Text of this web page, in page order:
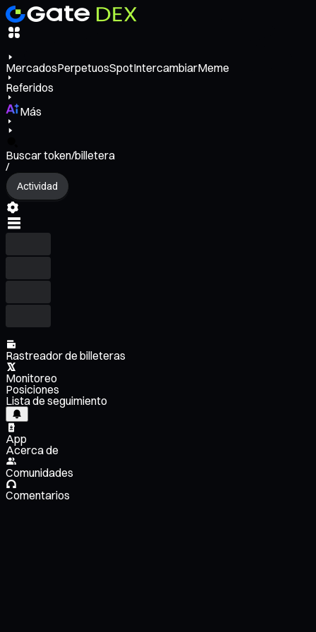
MercadosPerpetuosSpotIntercambiarMeme
Referidos
Más
Buscar token/billetera
/
Actividad
Rastreador de billeteras
Monitoreo
Posiciones
Lista de seguimiento
App
Acerca de
Comunidades
Comentarios